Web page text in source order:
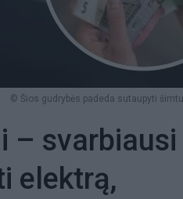
© Šios gudrybės padeda sutaupyti
– svarbiausi
elektrą,